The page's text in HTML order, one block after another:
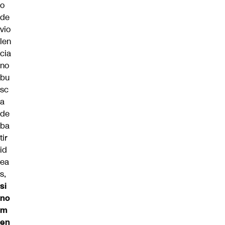
o
de
vio
len
cia
no
bu
sc
a
de
ba
tir
id
ea
s,
si
no
m
en